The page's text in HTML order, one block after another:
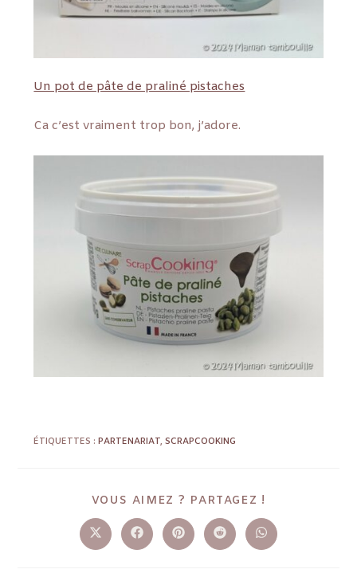
Un pot de pâte de praliné pistaches
Ca c’est vraiment trop bon, j’adore.
ÉTIQUETTES :PARTENARIAT, SCRAPCOOKING
VOUS AIMEZ ? PARTAGEZ !